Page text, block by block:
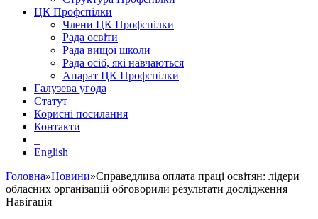
ЦК Профспілки
Члени ЦК Профспілки
Рада освіти
Рада вищої школи
Рада осіб, які навчаються
Апарат ЦК Профспілки
Галузева угода
Статут
Корисні посилання
Контакти
English
Головна»Новини»Справедлива оплата праці освітян: лідери
обласних організацій обговорили результати дослідження
Навігація